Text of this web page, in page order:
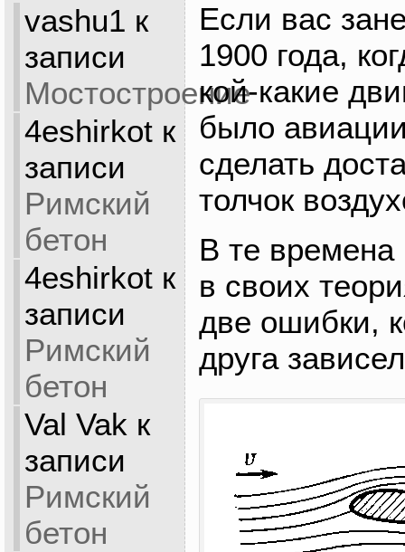
vashu1 к
записи
Мостостроение
4eshirkotк
записи
Римский
бетон
4eshirkotк
записи
Римский
бетон
Val Vak к
записи
Римский
бетон
Если вас
1900 года,
кой-какие
было
сделать
толчок
В те времена
в своих
две ошибки,
друга